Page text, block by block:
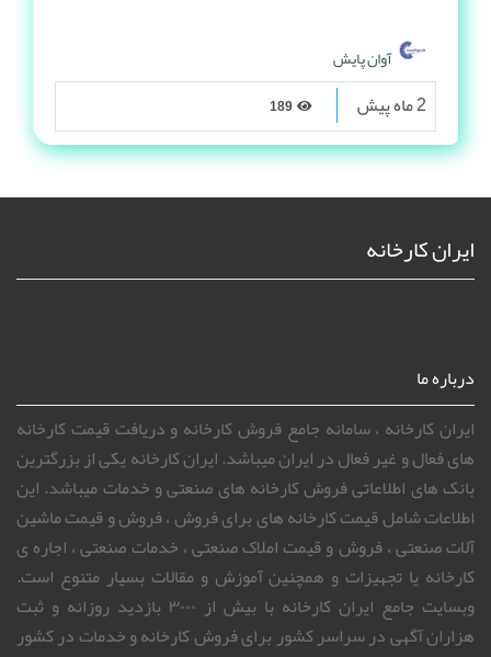
آوان پایش
2 ماه پیش
ایران کارخانه
درباره ما
ایران کارخانه ، سامانه جامع فروش کارخانه و دریافت قیمت کارخانه
های فعال و غیر فعال در ایران میباشد. ایران کارخانه یکی از بزرگترین
بانک های اطلاعاتی فروش کارخانه های صنعتی و خدمات میباشد. این
اطلاعات شامل قیمت کارخانه های برای فروش ، فروش و قیمت ماشین
آلات صنعتی ، فروش و قیمت املاک صنعتی ، خدمات صنعتی ، اجاره ی
کارخانه یا تجهیزات و همچنین آموزش و مقالات بسیار متنوع است.
وبسایت جامع ایران کارخانه با بیش از ۳۰۰۰ بازدید روزانه و ثبت
هزاران آگهی در سراسر کشور برای فروش کارخانه و خدمات در کشور